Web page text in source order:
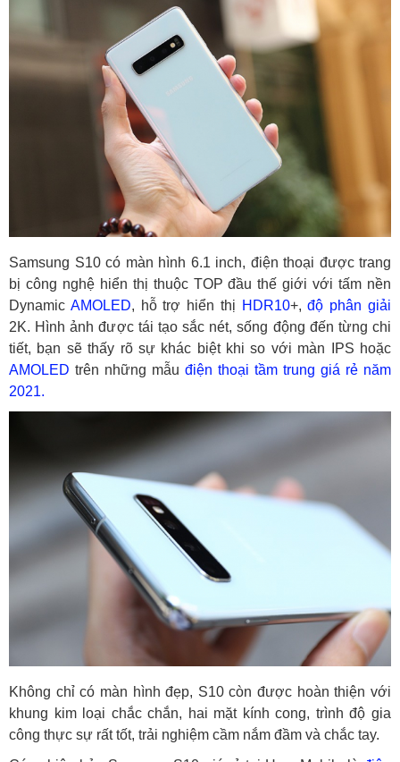
Samsung S10 có màn hình 6.1 inch, điện thoại được trang
bị công nghệ hiển thị thuộc TOP đầu thế giới với tấm nền
Dynamic AMOLED, hỗ trợ hiển thị HDR10+,độ phân giải
2K. Hình ảnh được tái tạo sắc nét, sống động đến từng chi
tiết, bạn sẽ thấy rõ sự khác biệt khi so với màn IPS hoặc
AMOLED trên những mẫu điện thoại tầm trung giá rẻ năm
2021.
Không chỉ có màn hình đẹp, S10 còn được hoàn thiện với
khung kim loại chắc chắn, hai mặt kính cong, trình độ gia
công thực sự rất tốt, trải nghiệm cầm nắm đầm và chắc tay.